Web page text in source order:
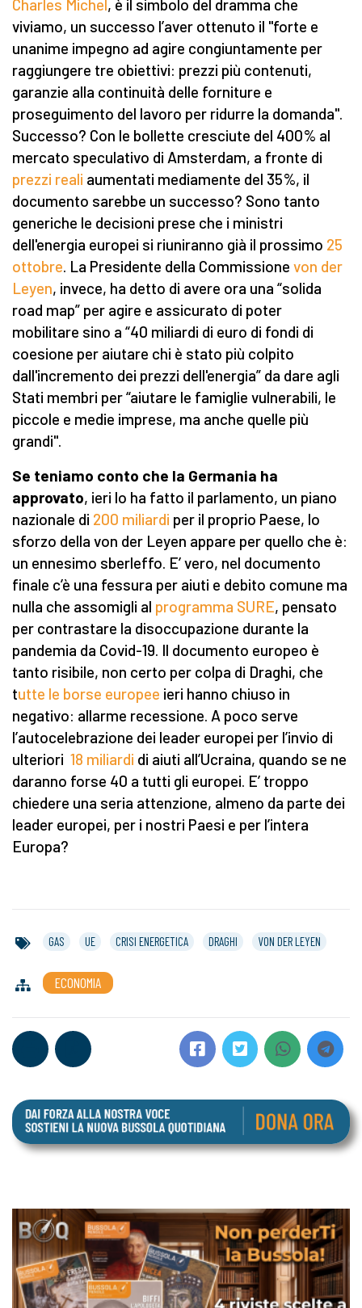
Charles Michel , è il simbolo del dramma che
viviamo, un successo l’aver ottenuto il "forte e
unanime impegno ad agire congiuntamente per
raggiungere tre obiettivi: prezzi più contenuti,
garanzie alla continuità delle forniture e
proseguimento del lavoro per ridurre la domanda".
Successo? Con le bollette cresciute del 400% al
mercato speculativo di Amsterdam, a fronte di
prezzi reali aumentati mediamente del 35%, il
documento sarebbe un successo? Sono tanto
generiche le decisioni prese che i ministri
dell'energia europei si riuniranno già il prossimo 25
ottobre. La Presidente della Commissione von der
Leyen, invece, ha detto di avere ora una “solida
road map” per agire e assicurato di poter
mobilitare sino a “40 miliardi di euro di fondi di
coesione per aiutare chi è stato più colpito
dall'incremento dei prezzi dell'energia” da dare agli
Stati membri per “aiutare le famiglie vulnerabili, le
piccole e medie imprese, ma anche quelle più
grandi".
Se teniamo conto che la Germania ha
approvato, ieri lo ha fatto il parlamento, un piano
nazionale di 200 miliardi per il proprio Paese, lo
sforzo della von der Leyen appare per quello che è:
un ennesimo sberleffo. E’ vero, nel documento
finale c’è una fessura per aiuti e debito comune ma
nulla che assomigli al programma SURE, pensato
per contrastare la disoccupazione durante la
pandemia da Covid-19. Il documento europeo è
tanto risibile, non certo per colpa di Draghi, che
tutte le borse europee ieri hanno chiuso in
negativo: allarme recessione. A poco serve
l’autocelebrazione dei leader europei per l’invio di
ulteriori 18 miliardi di aiuti all’Ucraina, quando se ne
daranno forse 40 a tutti gli europei. E’ troppo
chiedere una seria attenzione, almeno da parte dei
leader europei, per i nostri Paesi e per l’intera
Europa?
GAS UE CRISI ENERGETICA DRAGHI VON DER LEYEN
ECONOMIA